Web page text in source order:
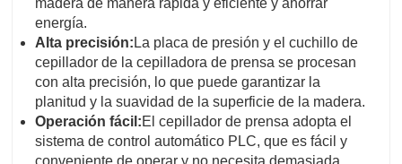
madera de manera rápida y eficiente y ahorrar
energía.
Alta precisión: La placa de presión y el cuchillo de
cepillador de la cepilladora de prensa se procesan
con alta precisión, lo que puede garantizar la
planitud y la suavidad de la superficie de la madera.
Operación fácil:El cepillador de prensa adopta el
sistema de control automático PLC, que es fácil y